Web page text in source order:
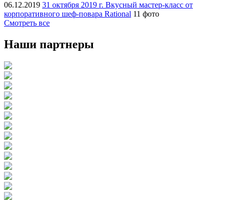
06.12.2019 31 октября 2019 г. Вкусный мастер-класс от
корпоративного шеф-повара Rational 11 фото
Смотреть все
Наши партнеры